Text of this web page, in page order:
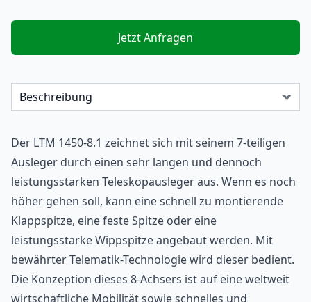
Jetzt Anfragen
Der LTM 1450-8.1 zeichnet sich mit seinem 7-teiligen
Ausleger durch einen sehr langen und dennoch
leistungsstarken Teleskopausleger aus. Wenn es noch
höher gehen soll, kann eine schnell zu montierende
Klappspitze, eine feste Spitze oder eine
leistungsstarke Wippspitze angebaut werden. Mit
bewährter Telematik-Technologie wird dieser bedient.
Die Konzeption dieses 8-Achsers ist auf eine weltweit
wirtschaftliche Mobilität sowie schnelles und